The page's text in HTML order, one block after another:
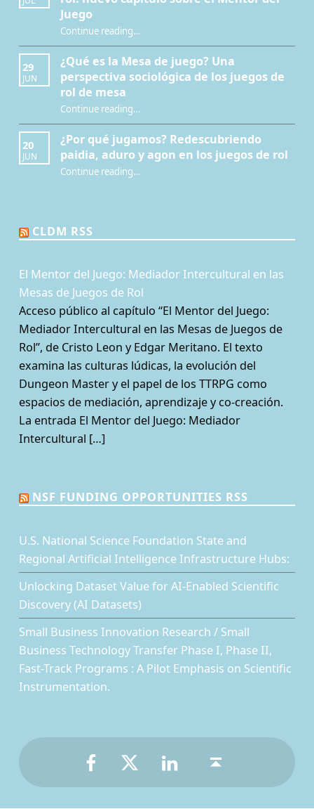
Juego
Continue reading“Interculturalidad, educación y juegos de rol: nuevo capítulo sobre el Mentor del Juego”
…
29
JUN
¿Qué es la Mesa de juego? Una
perspectiva sociológica de los juegos de
rol de mesa
Continue reading“¿Qué es la Mesa de juego? Una perspectiva sociológica de los juegos de rol de mesa”
…
20
JUN
¿Por qué jugamos? Redescubriendo
paidia, aduro y agon en los juegos de rol
Continue reading“¿Por qué jugamos? Redescubriendo paidia, aduro y agon en los juegos de rol”
…
CLDM RSS
El Mentor del Juego: Mediador Intercultural en las
Mesas de Juegos de Rol
Acceso público al capítulo “El Mentor del Juego:
Mediador Intercultural en las Mesas de Juegos de
Rol”, de Cristo Leon y Edgar Meritano. El texto
examina las culturas lúdicas, la evolución del
Dungeon Master y el papel de los TTRPG como
espacios de mediación, aprendizaje y co-creación.
La entrada El Mentor del Juego: Mediador
Intercultural […]
NSF FUNDING OPPORTUNITIES RSS
U.S. National Science Foundation State and
Regional Artificial Intelligence Infrastructure Hubs:
Unlocking Dataset Value for AI-Enabled Scientific
Discovery (AI Datasets)
Small Business Innovation Research / Small
Business Technology Transfer Phase I, Phase II,
Fast-Track Programs : A Pilot Emphasis on Scientific
Instrumentation.